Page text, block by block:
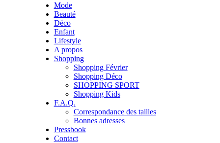
Mode
Beauté
Déco
Enfant
Lifestyle
A propos
Shopping
Shopping Février
Shopping Déco
SHOPPING SPORT
Shopping Kids
F.A.Q.
Correspondance des tailles
Bonnes adresses
Pressbook
Contact